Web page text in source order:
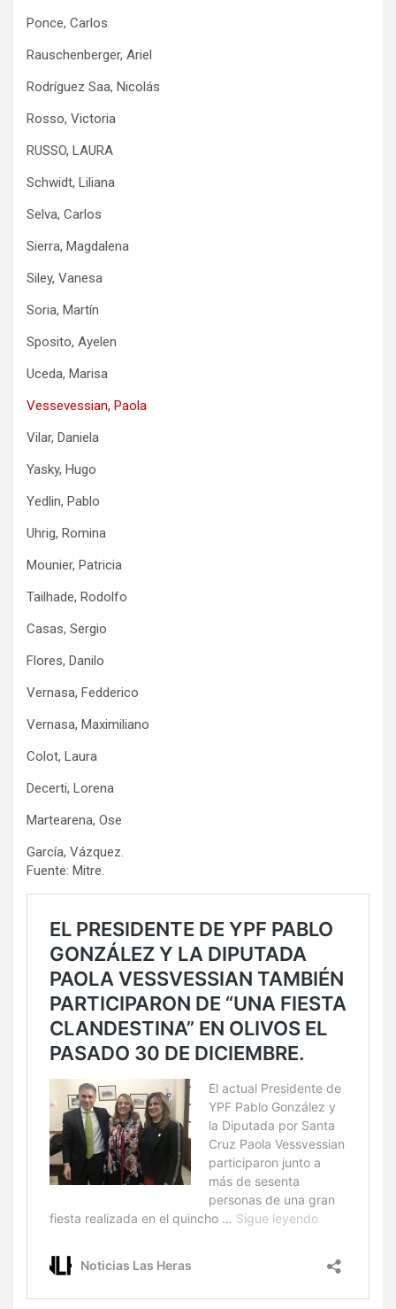
Ponce, Carlos
Rauschenberger, Ariel
Rodríguez Saa, Nicolás
Rosso, Victoria
RUSSO, LAURA
Schwidt, Liliana
Selva, Carlos
Sierra, Magdalena
Siley, Vanesa
Soria, Martín
Sposito, Ayelen
Uceda, Marisa
Vessevessian, Paola
Vilar, Daniela
Yasky, Hugo
Yedlin, Pablo
Uhrig, Romina
Mounier, Patricia
Tailhade, Rodolfo
Casas, Sergio
Flores, Danilo
Vernasa, Fedderico
Vernasa, Maximiliano
Colot, Laura
Decerti, Lorena
Martearena, Ose
García, Vázquez.
Fuente: Mitre.